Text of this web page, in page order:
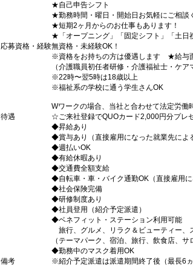
★自己申告シフト
★勤務時間・曜日・開始日お気軽にご相談
★短期2ヶ月からのお仕事もあります！
★「オープニング」「固定シフト」「土日
応募資格・経験無資格・未経験OK！
※資格をお持ちの方は優遇します ★給与
（介護職員初任者研修・介護福祉士・ケア
※22時〜翌5時は18歳以上
※福祉系の学校に通う学生さんOK
Wワークの場合、当社と合わせて法定労働
待遇
☆ご来社登録でQUOカード2,000円分プレ
◆昇給あり
◆賞与あり（直接雇用になった就業先によ
◆週払いOK
◆有給休暇あり
◆交通費全額支給
◆自転車・車・バイク通勤OK（直接雇用に
◆社会保険完備
◆研修制度あり
◆社員登用（紹介予定派遣）
◆ベネフィット・ステーション利用可能
旅行、グルメ、リラク＆ビューティー、
（テーマパーク、宿泊、旅行、飲食店、サ
◆勤務中のマスク着用OK
備考
※紹介予定派遣は派遣期間終了後（最長6